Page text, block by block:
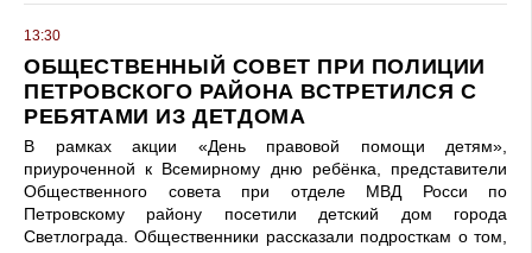
13:30
ОБЩЕСТВЕННЫЙ СОВЕТ ПРИ ПОЛИЦИИ
ПЕТРОВСКОГО РАЙОНА ВСТРЕТИЛСЯ С
РЕБЯТАМИ ИЗ ДЕТДОМА
В рамках акции «День правовой помощи детям»,
приуроченной к Всемирному дню ребёнка, представители
Общественного совета при отделе МВД Росси по
Петровскому району посетили детский дом города
Светлограда. Общественники рассказали подросткам о том,